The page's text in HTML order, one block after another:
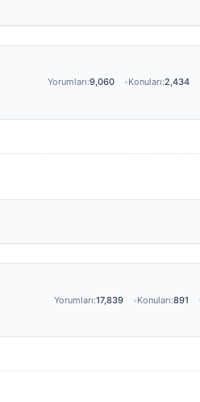
Yorumları:9,060 Konuları:2,434
Yorumları:17,839 Konuları:891